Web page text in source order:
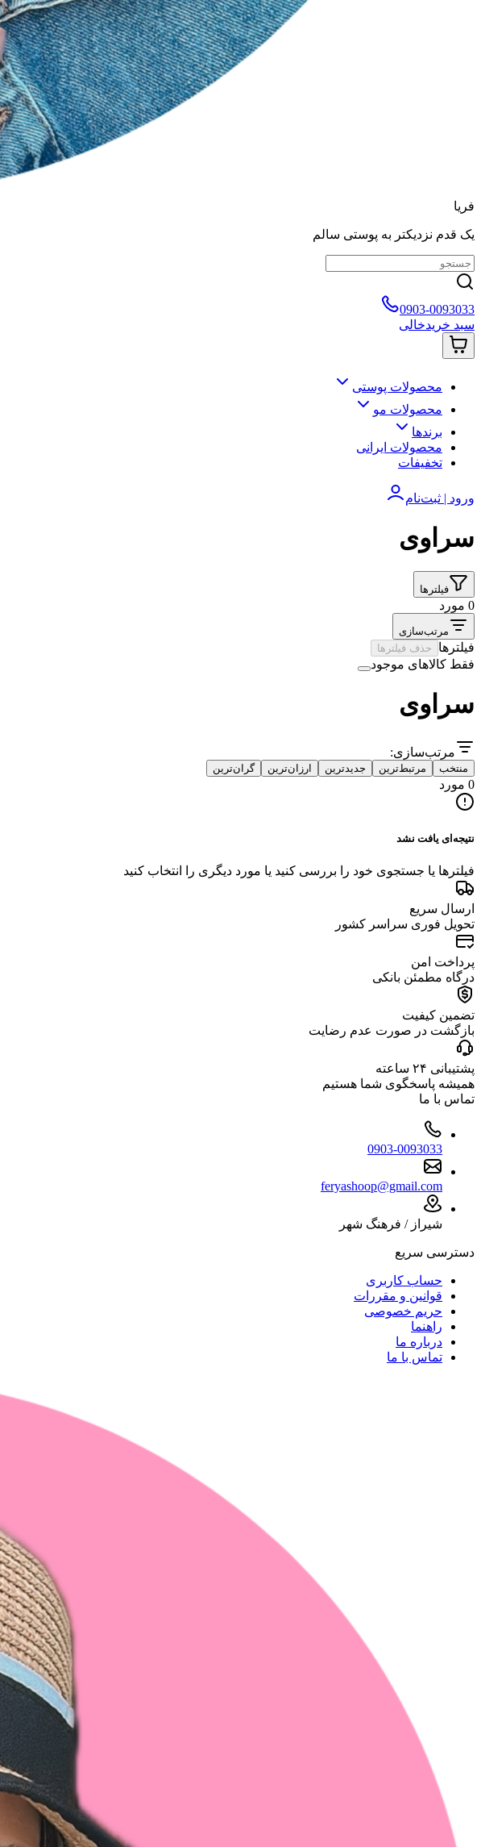
فریا
یک قدم نزدیکتر به پوستی سالم
0903-0093033
سبد خریدخالی
محصولات پوستی
محصولات مو
برندها
محصولات ایرانی
تخفیفات
ورود | ثبت‌نام
سراوی
فیلترها
0 مورد
مرتب‌سازی
فیلترها حذف فیلترها
فقط کالاهای موجود
سراوی
مرتب‌سازی:
منتخب مرتبط‌ترین جدیدترین ارزان‌ترین گران‌ترین
0 مورد
نتیجه‌ای یافت نشد
فیلترها یا جستجوی خود را بررسی کنید یا مورد دیگری را انتخاب کنید
ارسال سریع
تحویل فوری سراسر کشور
پرداخت امن
درگاه مطمئن بانکی
تضمین کیفیت
بازگشت در صورت عدم رضایت
پشتیبانی ۲۴ ساعته
همیشه پاسخگوی شما هستیم
تماس با ما
0903-0093033
feryashoop@gmail.com
شیراز / فرهنگ شهر
دسترسی سریع
حساب کاربری
قوانین و مقررات
حریم خصوصی
راهنما
درباره ما
تماس با ما